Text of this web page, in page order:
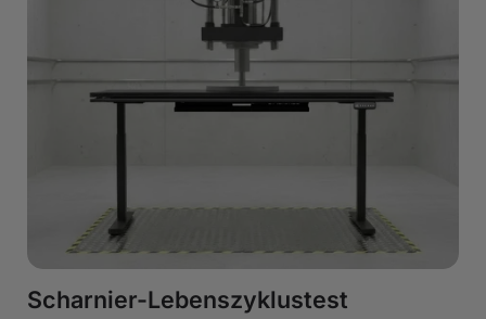
Scharnier-Lebenszyklustest